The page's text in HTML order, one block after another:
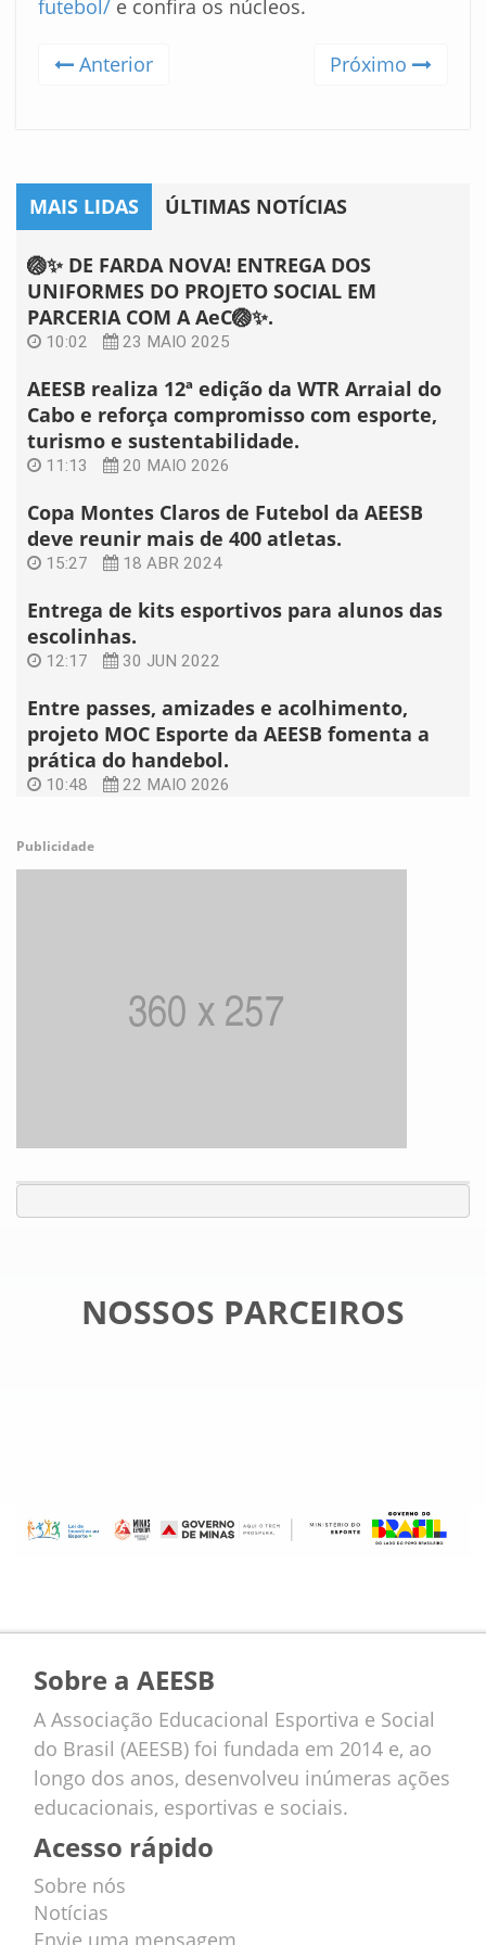
futebol/ e confira os núcleos.
Anterior Próximo
MAIS LIDAS ÚLTIMAS NOTÍCIAS
🏐✨ DE FARDA NOVA! ENTREGA DOS
UNIFORMES DO PROJETO SOCIAL EM
PARCERIA COM A AeC🏐✨.
10:02 23 MAIO 2025
AEESB realiza 12ª edição da WTR Arraial do
Cabo e reforça compromisso com esporte,
turismo e sustentabilidade.
11:13 20 MAIO 2026
Copa Montes Claros de Futebol da AEESB
deve reunir mais de 400 atletas.
15:27 18 ABR 2024
Entrega de kits esportivos para alunos das
escolinhas.
12:17 30 JUN 2022
Entre passes, amizades e acolhimento,
projeto MOC Esporte da AEESB fomenta a
prática do handebol.
10:48 22 MAIO 2026
Publicidade
NOSSOS PARCEIROS
Sobre a AEESB
A Associação Educacional Esportiva e Social
do Brasil (AEESB) foi fundada em 2014 e, ao
longo dos anos, desenvolveu inúmeras ações
educacionais, esportivas e sociais.
Acesso rápido
Sobre nós
Notícias
Envie uma mensagem